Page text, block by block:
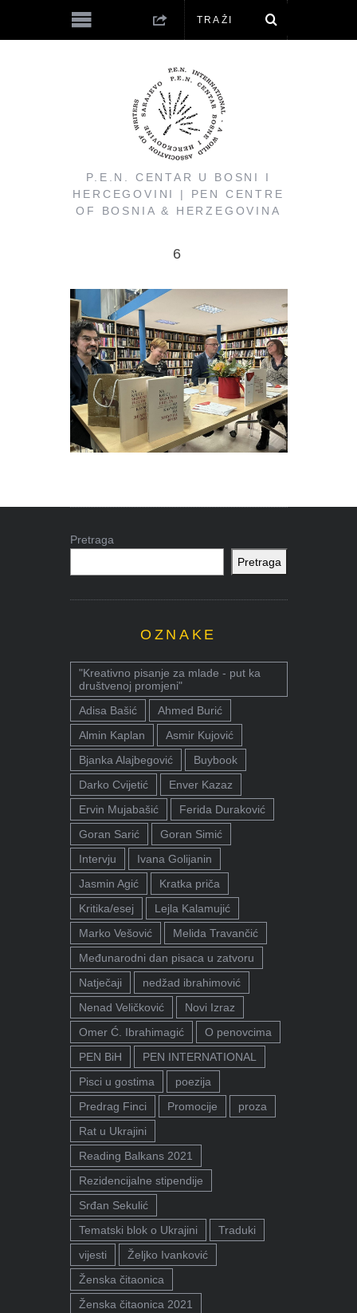
P.E.N. CENTAR U BOSNI I
HERCEGOVINI | PEN CENTRE
OF BOSNIA & HERZEGOVINA
6
Pretraga
Pretraga
OZNAKE
"Kreativno pisanje za mlade - put ka
društvenoj promjeni"
Adisa Bašić
Ahmed Burić
Almin Kaplan
Asmir Kujović
Bjanka Alajbegović
Buybook
Darko Cvijetić
Enver Kazaz
Ervin Mujabašić
Ferida Duraković
Goran Sarić
Goran Simić
Intervju
Ivana Golijanin
Jasmin Agić
Kratka priča
Kritika/esej
Lejla Kalamujić
Marko Vešović
Melida Travančić
Međunarodni dan pisaca u zatvoru
Natječaji
nedžad ibrahimović
Nenad Veličković
Novi Izraz
Omer Ć. Ibrahimagić
O penovcima
PEN BiH
PEN INTERNATIONAL
Pisci u gostima
poezija
Predrag Finci
Promocije
proza
Rat u Ukrajini
Reading Balkans 2021
Rezidencijalne stipendije
Srđan Sekulić
Tematski blok o Ukrajini
Traduki
vijesti
Željko Ivanković
Ženska čitaonica
Ženska čitaonica 2021